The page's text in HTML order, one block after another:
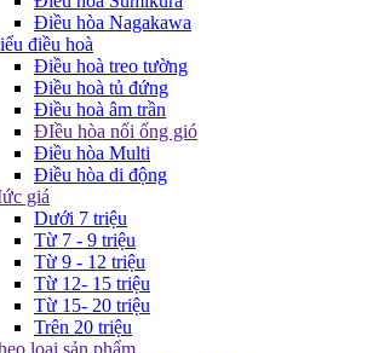
Điều hòa Nagakawa
điều hoà
Điều hoà treo tường
Điều hoà tủ đứng
Điều hoà âm trần
ĐIều hòa nối ống gió
Điều hòa Multi
Điều hòa di động
giá
Dưới 7 triệu
Từ 7 - 9 triệu
Từ 9 - 12 triệu
Từ 12- 15 triệu
Từ 15- 20 triệu
Trên 20 triệu
loại sản phẩm